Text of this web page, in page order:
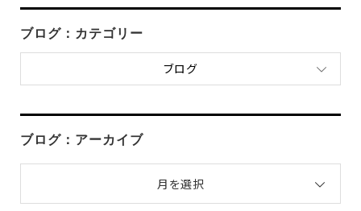
ブログ：カテゴリー
ブログ
ブログ：アーカイブ
月を選択